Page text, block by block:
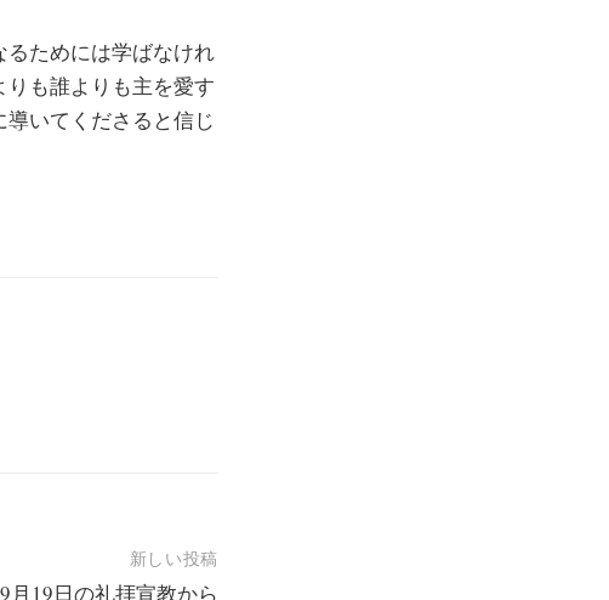
ためには学ばなけれ
も誰よりも主を愛す
いてくださると信じ
新しい投稿
月19日の礼拝宣教から